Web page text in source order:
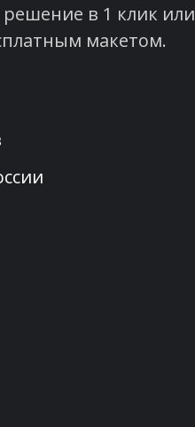
решение в 1 клик или
макетом.